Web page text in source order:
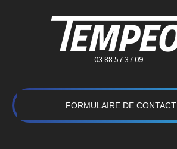
03 88 57 37 09
FORMULAIRE DE CONTACT